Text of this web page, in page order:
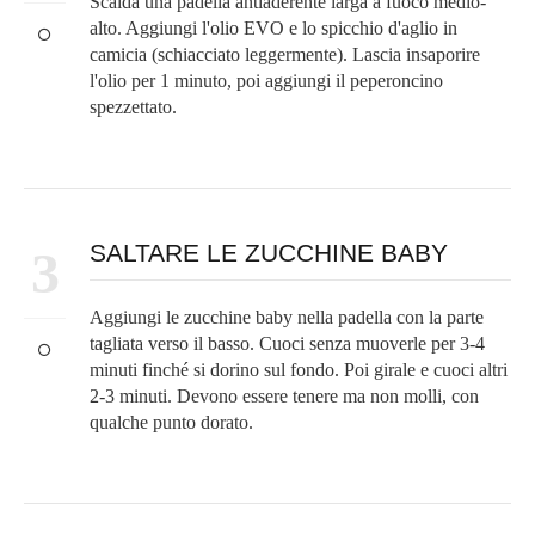
alto. Aggiungi l'olio EVO e lo spicchio d'aglio in
camicia (schiacciato leggermente). Lascia insaporire
l'olio per 1 minuto, poi aggiungi il peperoncino
spezzettato.
3 SALTARE LE ZUCCHINE BABY
Aggiungi le zucchine baby nella padella con la parte
tagliata verso il basso. Cuoci senza muoverle per 3-4
minuti finché si dorino sul fondo. Poi girale e cuoci altri
2-3 minuti. Devono essere tenere ma non molli, con
qualche punto dorato.